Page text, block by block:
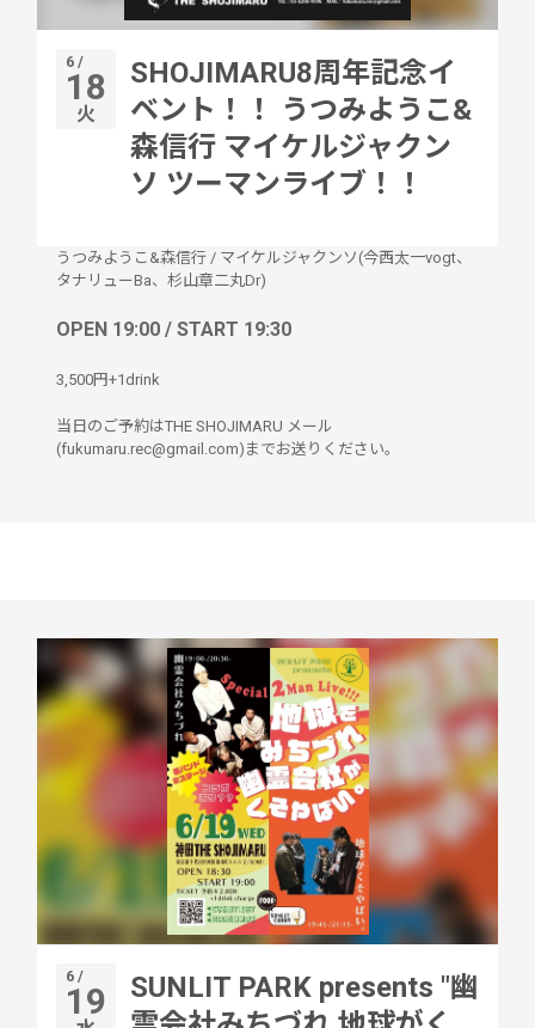
6 /
18
火
SHOJIMARU8周年記念イ
ベント！！ うつみようこ&
森信行 マイケルジャクン
ソ ツーマンライブ！！
うつみようこ&森信行 / マイケルジャクンソ(今西太一vogt、
タナリューBa、杉山章二丸Dr)
OPEN 19:00 / START 19:30
3,500円+1drink
当日のご予約はTHE SHOJIMARU メール
(fukumaru.rec@gmail.com)までお送りください。
6 /
19
SUNLIT PARK presents "幽